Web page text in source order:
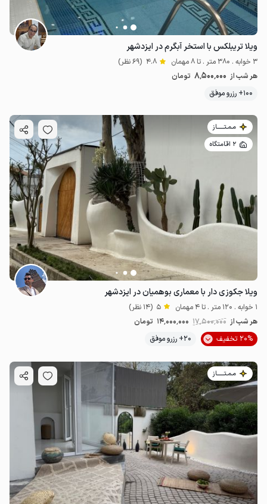
20 میلیون ت 5
ویلا تریبلکس با استخر آبگرم در ایزدشهر
3 خوابه . 380 متر . تا 8 مهمان 4.8 (69 نظر)
هر شب از 8٬500٬000 تومان
100+ رزرو موفق
مـمـتــــــاز
2 اقامتگاه
ویلا جکوزی دار با معماری بوهمیان در ایزدشهر
1 خوابه . 120 متر . تا 4 مهمان 5 (14 نظر)
هر شب از 17٬500٬000 14٬000٬000 تومان
20% تخفیف
20+ رزرو موفق
مـمـتــــــاز